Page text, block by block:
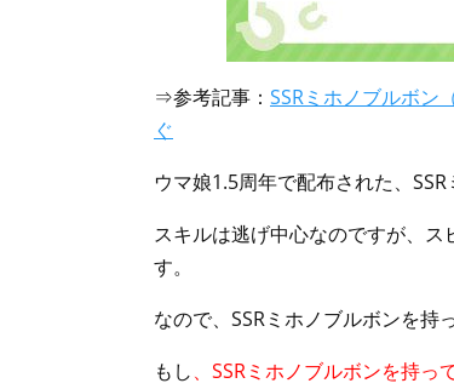
⇒参考記事： SSRミホノブルボン
ぐ
ウマ娘1.5周年で配布された、
スキルは逃げ中心なのですが、
す。
なので、SSRミホノブルボンを持
もし、SSRミホノブルボンを持っ